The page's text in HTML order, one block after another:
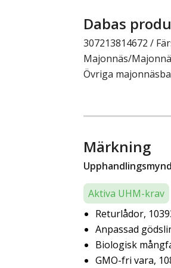
Dabas
307213814672 /
Majonnäs/
Övriga
Märkning
Aktiva UHM-krav
Returlådor,
Anpassad
Biologisk
GMO-fri vara,